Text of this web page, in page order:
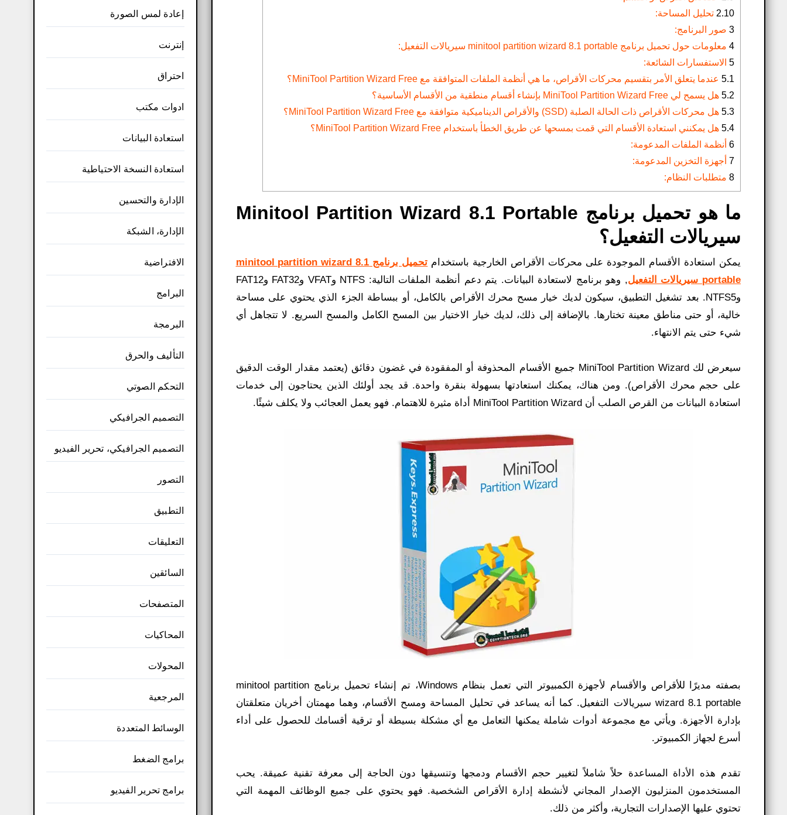
2.10 تحليل المساحة:
3 صور البرنامج:
4 معلومات حول تحميل برنامج minitool partition wizard 8.1 portable سيريالات التفعيل:
5 الاستفسارات الشائعة:
5.1 عندما يتعلق الأمر بتقسيم محركات الأقراص، ما هي أنظمة الملفات المتوافقة مع MiniTool Partition Wizard Free؟
5.2 هل يسمح لي MiniTool Partition Wizard Free بإنشاء أقسام منطقية من الأقسام الأساسية؟
5.3 هل محركات الأقراص ذات الحالة الصلبة (SSD) والأقراص الديناميكية متوافقة مع MiniTool Partition Wizard Free؟
5.4 هل يمكنني استعادة الأقسام التي قمت بمسحها عن طريق الخطأ باستخدام MiniTool Partition Wizard Free؟
6 أنظمة الملفات المدعومة:
7 أجهزة التخزين المدعومة:
8 متطلبات النظام:
ما هو تحميل برنامج Minitool Partition Wizard 8.1 Portable
سيريالات التفعيل؟
يمكن استعادة الأقسام الموجودة على محركات الأقراص الخارجية باستخدام
تحميل برنامج minitool partition wizard 8.1
portable سيريالات التفعيل
, وهو برنامج لاستعادة البيانات. يتم دعم أنظمة الملفات التالية: NTFS وVFAT وFAT32 وFAT12
وNTFS5. بعد تشغيل التطبيق، سيكون لديك خيار مسح محرك الأقراص بالكامل، أو ببساطة الجزء الذي يحتوي على مساحة
خالية، أو حتى مناطق معينة تختارها. بالإضافة إلى ذلك، لديك خيار الاختيار بين المسح الكامل والمسح السريع. لا تتجاهل أي
شيء حتى يتم الانتهاء.
سيعرض لك MiniTool Partition Wizard جميع الأقسام المحذوفة أو المفقودة في غضون دقائق (يعتمد مقدار الوقت الدقيق
على حجم محرك الأقراص). ومن هناك، يمكنك استعادتها بسهولة بنقرة واحدة. قد يجد أولئك الذين يحتاجون إلى خدمات
استعادة البيانات من القرص الصلب أن MiniTool Partition Wizard أداة مثيرة للاهتمام. فهو يعمل العجائب ولا يكلف شيئًا.
بصفته مديرًا للأقراص والأقسام لأجهزة الكمبيوتر التي تعمل بنظام Windows، تم إنشاء تحميل برنامج minitool partition
wizard 8.1 portable سيريالات التفعيل. كما أنه يساعد في تحليل المساحة ومسح الأقسام، وهما مهمتان أخريان متعلقتان
بإدارة الأجهزة. ويأتي مع مجموعة أدوات شاملة يمكنها التعامل مع أي مشكلة بسيطة أو ترقية أقسامك للحصول على أداء
أسرع لجهاز الكمبيوتر.
تقدم هذه الأداة المساعدة حلاً شاملاً لتغيير حجم الأقسام ودمجها وتنسيقها دون الحاجة إلى معرفة تقنية عميقة. يحب
المستخدمون المنزليون الإصدار المجاني لأنشطة إدارة الأقراص الشخصية. فهو يحتوي على جميع الوظائف المهمة التي
تحتوي عليها الإصدارات التجارية، وأكثر من ذلك.
إعادة لمس الصورة
إنترنت
احتراق
ادوات مكتب
استعادة البيانات
استعادة النسخة الاحتياطية
الإدارة والتحسين
الإدارة، الشبكة
الافتراضية
البرامج
البرمجة
التأليف والحرق
التحكم الصوتي
التصميم الجرافيكي
التصميم الجرافيكي، تحرير الفيديو
التصور
التطبيق
التعليقات
السائقين
المتصفحات
المحاكيات
المحولات
المرجعية
الوسائط المتعددة
برامج الضغط
برامج تحرير الفيديو